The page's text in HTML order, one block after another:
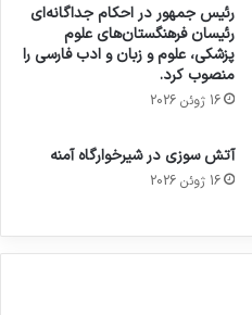
رئیس جمهور در احکام جداگانه‌ای
رئیسان فرهنگستان‌های علوم
پزشکی، علوم و زبان و ادب فارسی را
منصوب کرد.
16 ژوئن 2026
آتش سوزی در شیرخوارگاه آمنه
16 ژوئن 2026